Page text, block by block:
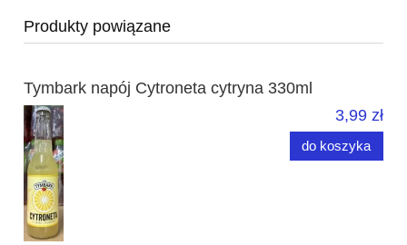
Produkty powiązane
Tymbark napój Cytroneta cytryna 330ml
3,99 zł
do koszyka